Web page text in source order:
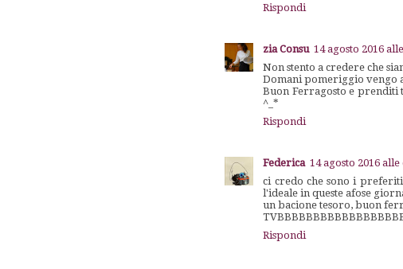
Rispondi
zia Consu 14 agosto 2016
Non stento a credere che
Domani pomeriggio vengo
Buon Ferragosto e prenditi
^_*
Rispondi
Federica 14 agosto 2016
ci credo che sono i
l'ideale in queste afose
un bacione tesoro, buon
Rispondi